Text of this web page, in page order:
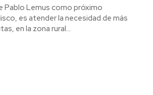
Pablo Lemus como próximo
es atender la necesidad de más
en la zona rural...